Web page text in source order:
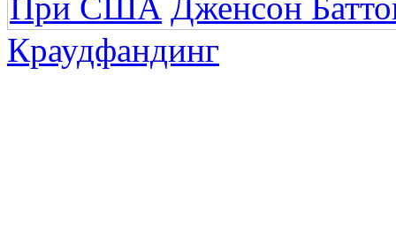
Краудфандинг